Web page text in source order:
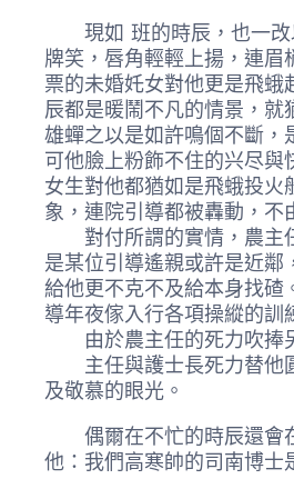
現如 班的時辰，也一改
牌笑，唇角輕輕上揚，連
票的未婚奼女對他更是飛
辰都是暖鬧不凡的情景，就
雄蟬之以是如許鳴個不斷，
可他臉上粉飾不住的兴尽
女生對他都猶如是飛蛾投火
象，連院引導都被轟動，不
對付所謂的實情，農主任
是某位引導遙親或許是近
給他更不克不及給本身找碴
導年夜傢入行各項操縱的訓
由於農主任的死力吹捧另
主任與護士長死力替他圓
及敬慕的眼光。
偶爾在不忙的時辰還會在
他：我們高寒帥的司南博士